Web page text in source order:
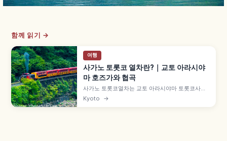
함께 읽기 →
여행
사가노 토롯코 열차란?｜교토 아라시야
마 호즈가와 협곡
사가노 토롯코열차는 교토 아라시야마 토롯코사가
역에서 토롯코가메오카역까지 약 7.3km를 잇는 관
광 열차로, 1991년 JR 산인 본선 구선을 활용해 개
Kyoto →